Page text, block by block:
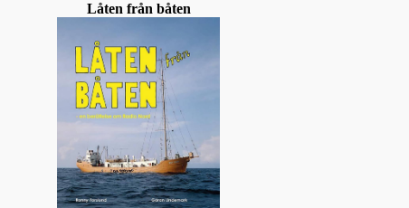
Låten från båten